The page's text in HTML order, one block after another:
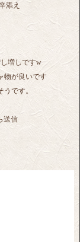
添え
増しですw
物が良いです
です。
送信